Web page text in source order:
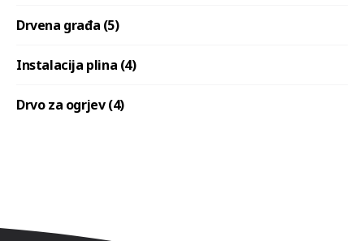
Drvena građa (5)
Instalacija plina (4)
Drvo za ogrjev (4)